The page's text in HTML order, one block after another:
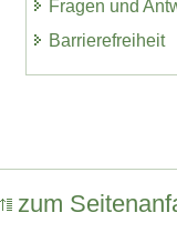
Fragen und
Barrierefreiheit
zum